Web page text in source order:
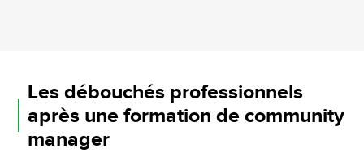
Les débouchés professionnels
après une formation de community
manager